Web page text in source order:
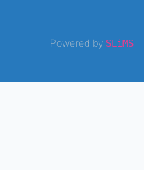
Powered by SLiMS